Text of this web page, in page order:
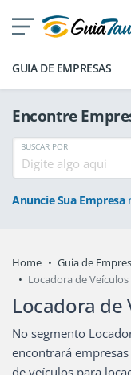
GUIA DE EMPRESAS
Encontre
BUSCAR POR
Anuncie Sua Empresa
Home Guia de
Locadora de
Locadora de
No segmento
encontrará
de veículos para